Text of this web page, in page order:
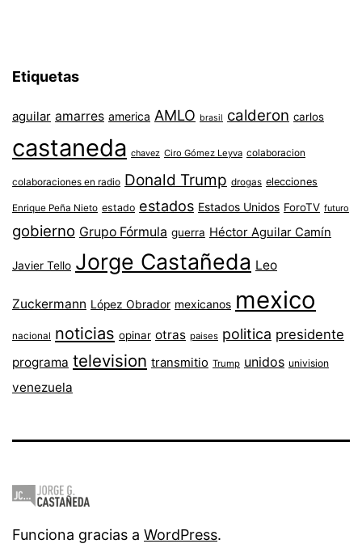
Etiquetas
aguilar amarres america AMLO brasil calderon carlos
castaneda chavez Ciro Gómez Leyva colaboracion
colaboraciones en radio Donald Trump drogas elecciones
Enrique Peña Nieto estado estados Estados Unidos ForoTV futuro
gobierno Grupo Fórmula guerra Héctor Aguilar Camín
Javier Tello Jorge Castañeda Leo
Zuckermann López Obrador mexicanos mexico
nacional noticias opinar otras paises politica presidente
programa television transmitio Trump unidos univision
venezuela
Funciona gracias a WordPress.